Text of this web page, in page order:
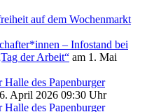
auf dem Wochenmarkt
– Infostand bei
der Arbeit“ am 1. Mai
des Papenburger
April 2026 09:30 Uhr
des Papenburger